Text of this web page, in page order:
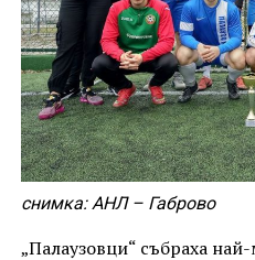
снимка: АНЛ – Габрово
„Палаузовци“ събраха